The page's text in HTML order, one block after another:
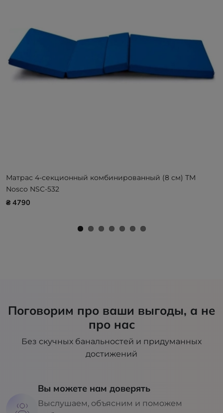
Матрас 4-секционный комбинированный (8 см) ТМ
Nosco NSC-532
₴ 4790
Поговорим про ваши выгоды, а не
про нас
Без скучных банальностей и придуманных
достижений
Вы можете нам доверять
Выслушаем, объясним и поможем